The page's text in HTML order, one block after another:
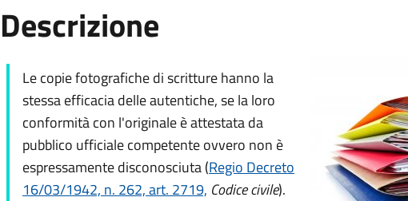
Descrizione
Le copie fotografiche di scritture hanno la
stessa efficacia delle autentiche, se la loro
conformità con l'originale è attestata da
pubblico ufficiale competente ovvero non è
espressamente disconosciuta (Regio Decreto
16/03/1942, n. 262, art. 2719, Codice civile).